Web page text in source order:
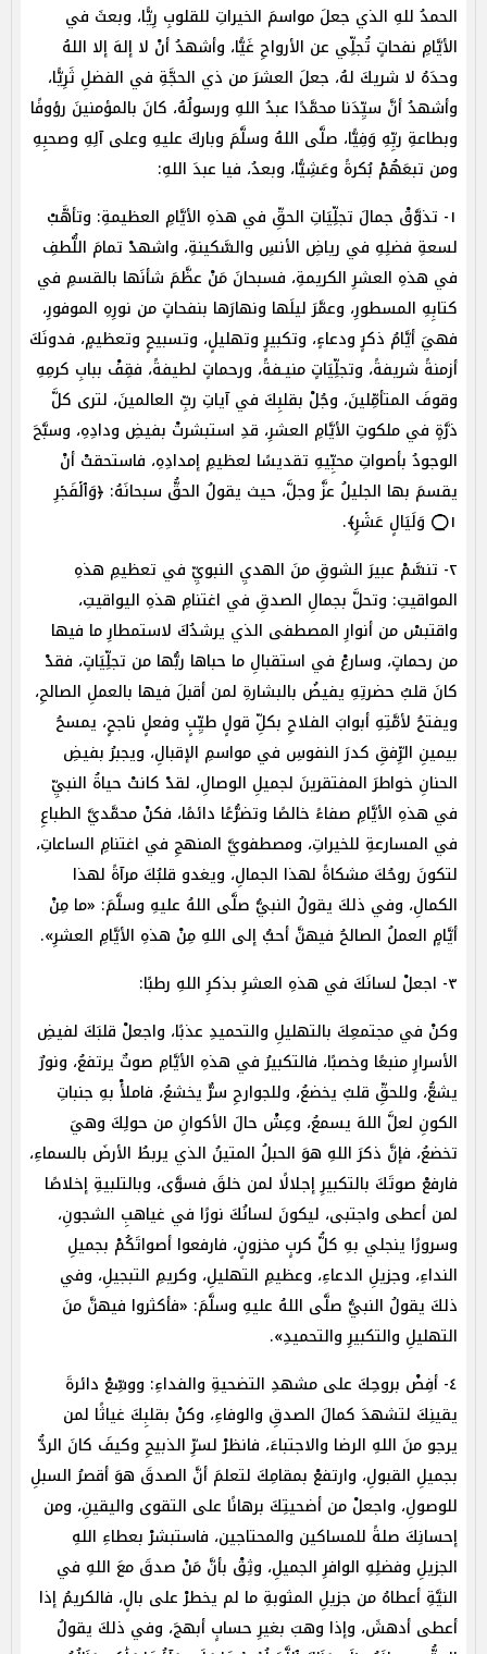
الحمدُ للهِ الذي جعلَ مواسمَ الخيراتِ للقلوبِ رِيًّا، وبعثَ في
الأيَّامِ نفحاتٍ تُجلِّي عن الأرواحِ غَيًّا، وأشهدُ أنْ لا إلهَ إلا اللهُ
وحدَهُ لا شريكَ لهُ، جعلَ العشرَ من ذي الحجَّةِ في الفضلِ ثَرِيًّا،
وأشهدُ أنَّ سيِّدَنا محمَّدًا عبدُ اللهِ ورسولُهُ، كانَ بالمؤمنينَ رؤوفًا
وبطاعةِ ربِّهِ وَفِيًّا، صلَّى اللهُ وسلَّمَ وباركَ عليهِ وعلى آلِهِ وصحبِهِ
ومن تبعَهُمْ بُكرةً وعَشِيًّا، وبعدُ، فيا عبدَ اللهِ:
١- تذوَّقْ جمالَ تجلِّيَاتِ الحقِّ في هذهِ الأيَّامِ العظيمةِ: وتأهَّبْ
لسعةِ فضلِهِ في رياضِ الأنسِ والسَّكينةِ، واشهدْ تمامَ اللُّطفِ
في هذهِ العشرِ الكريمةِ، فسبحانَ مَنْ عظَّمَ شأنَها بالقسمِ في
كتابِهِ المسطورِ، وعمَّرَ ليلَها ونهارَها بنفحاتٍ من نورِهِ الموفورِ،
فهيَ أيَّامُ ذكرٍ ودعاءٍ، وتكبيرٍ وتهليلٍ، وتسبيحٍ وتعظيمٍ، فدونَكَ
أزمنةً شريفةً، وتجلِّيَاتٍ منيـفةً، ورحماتٍ لطيفةً، فقِفْ ببابِ كرمِهِ
وقوفَ المتأمِّلينَ، وجُلْ بقلبِكَ في آياتِ ربِّ العالمينَ، لترى كلَّ
ذرَّةٍ في ملكوتِ الأيَّامِ العشرِ، قدِ استبشرتْ بفيضِ ودادِهِ، وسبَّحَ
الوجودُ بأصواتِ محبِّيهِ تقديسًا لعظيمِ إمدادِهِ، فاستحقتْ أنْ
يقسمَ بها الجليلُ عزَّ وجلَّ، حيث يقولُ الحقُّ سبحانَهُ: ﴿وَٱلۡفَجۡرِ
۝١ وَلَیَالٍ عَشۡرࣲ﴾.
٢- تنسَّمْ عبيرَ الشوقِ منَ الهديِ النبويِّ في تعظيمِ هذهِ
المواقيتِ: وتحلَّ بجمالِ الصدقِ في اغتنامِ هذهِ اليواقيتِ،
واقتبسْ من أنوارِ المصطفى الذي يرشدُكَ لاستمطارِ ما فيها
من رحماتٍ، وسارعْ في استقبالِ ما حباها ربُّها من تجلِّيَاتٍ، فقدْ
كانَ قلبُ حضرتِهِ يفيضُ بالبشارةِ لمن أقبلَ فيها بالعملِ الصالحِ،
ويفتحُ لأمَّتِهِ أبوابَ الفلاحِ بكلِّ قولٍ طيِّبٍ وفعلٍ ناجحٍ، يمسحُ
بيمينِ الرِّفقِ كدرَ النفوسِ في مواسمِ الإقبالِ، ويجبرُ بفيضِ
الحنانِ خواطرَ المفتقرينَ لجميلِ الوصالِ، لقدْ كانتْ حياةُ النبيِّ
في هذهِ الأيَّامِ صفاءً خالصًا وتضرُّعًا دائمًا، فكنْ محمَّديَّ الطباعِ
في المسارعةِ للخيراتِ، ومصطفويَّ المنهجِ في اغتنامِ الساعاتِ،
لتكونَ روحُكَ مشكاةً لهذا الجمالِ، ويغدو قلبُكَ مرآةً لهذا
الكمالِ، وفي ذلكَ يقولُ النبيُّ صلَّى اللهُ عليهِ وسلَّمَ: «ما مِنْ
أيَّامٍ العملُ الصالحُ فيهنَّ أحبُّ إلى اللهِ مِنْ هذهِ الأيَّامِ العشرِ».
٣- اجعلْ لسانَكَ في هذهِ العشرِ بذكرِ اللهِ رطبًا:
وكنْ في مجتمعِكَ بالتهليلِ والتحميدِ عذبًا، واجعلْ قلبَكَ لفيضِ
الأسرارِ منبعًا وخصبًا، فالتكبيرُ في هذهِ الأيَّامِ صوتٌ يرتفعُ، ونورٌ
يشعُّ، وللحقِّ قلبٌ يخضعُ، وللجوارحِ سرٌّ يخشعُ، فاملأْ بهِ جنباتِ
الكونِ لعلَّ اللهَ يسمعُ، وعِشْ حالَ الأكوانِ من حولِكَ وهيَ
تخضعُ، فإنَّ ذكرَ اللهِ هوَ الحبلُ المتينُ الذي يربطُ الأرضَ بالسماءِ،
فارفعْ صوتَكَ بالتكبيرِ إجلالًا لمن خلقَ فسوَّى، وبالتلبيةِ إخلاصًا
لمن أعطى واجتبى، ليكونَ لسانُكَ نورًا في غياهبِ الشجونِ،
وسرورًا ينجلي بهِ كلُّ كربٍ مخزونٍ، فارفعوا أصواتَكُمْ بجميلِ
النداءِ، وجزيلِ الدعاءِ، وعظيمِ التهليلِ، وكريمِ التبجيلِ، وفي
ذلكَ يقولُ النبيُّ صلَّى اللهُ عليهِ وسلَّمَ: «فأكثروا فيهنَّ منَ
التهليلِ والتكبيرِ والتحميدِ».
٤- أفِضْ بروحِكَ على مشهدِ التضحيةِ والفداءِ: ووسِّعْ دائرةَ
يقينِكَ لتشهدَ كمالَ الصدقِ والوفاءِ، وكنْ بقلبِكَ غياثًا لمن
يرجو منَ اللهِ الرضا والاجتباءَ، فانظرْ لسرِّ الذبيحِ وكيفَ كانَ الردُّ
بجميلِ القبولِ، وارتفعْ بمقامِكَ لتعلمَ أنَّ الصدقَ هوَ أقصرُ السبلِ
للوصولِ، واجعلْ من أضحيتِكَ برهانًا على التقوى واليقينِ، ومن
إحسانِكَ صلةً للمساكين والمحتاجين، فاستبشرْ بعطاءِ اللهِ
الجزيلِ وفضلِهِ الوافرِ الجميلِ، وثِقْ بأنَّ مَنْ صدقَ معَ اللهِ في
النيَّةِ أعطاهُ من جزيلِ المثوبةِ ما لم يخطرْ على بالٍ، فالكريمُ إذا
أعطى أدهشَ، وإذا وهبَ بغيرِ حسابٍ أبهجَ، وفي ذلكَ يقولُ